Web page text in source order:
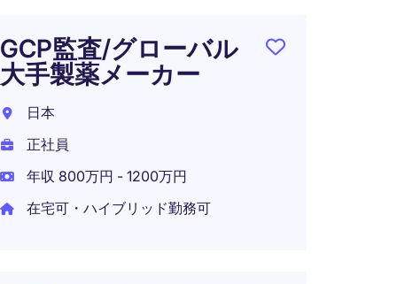
GCP監査/グローバル
大手製薬メーカー
日本
正社員
年収 800万円 - 1200万円
在宅可・ハイブリッド勤務可